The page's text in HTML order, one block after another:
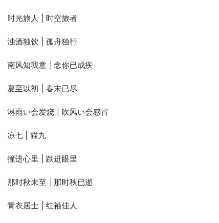
时光旅人 | 时空旅者
浊酒独饮 | 孤舟独行
南风知我意 | 念你已成疾
夏至以初 | 春末已尽
淋雨い会发烧 | 吹风い会感冒
凉七 | 猫九
撞进心里 | 跌进眼里
那时秋未至 | 那时秋已逝
青衣居士 | 红袖佳人